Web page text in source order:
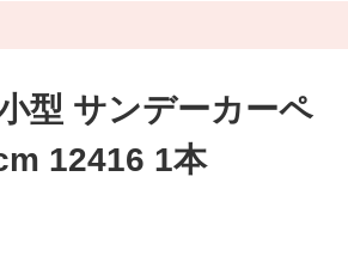
型 サンデーカーペ
12416 1本